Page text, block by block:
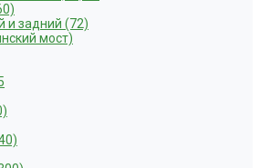
и задний (72)
мост)